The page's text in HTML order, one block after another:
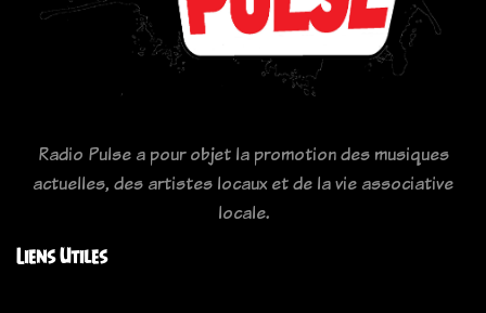
Radio Pulse a pour objet la promotion des musiques
actuelles, des artistes locaux et de la vie associative
locale.
Liens Utiles